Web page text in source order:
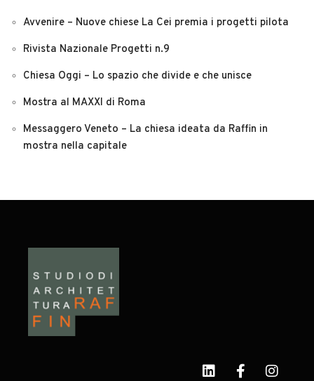
Avvenire – Nuove chiese La Cei premia i progetti pilota
Rivista Nazionale Progetti n.9
Chiesa Oggi – Lo spazio che divide e che unisce
Mostra al MAXXI di Roma
Messaggero Veneto – La chiesa ideata da Raffin in
mostra nella capitale